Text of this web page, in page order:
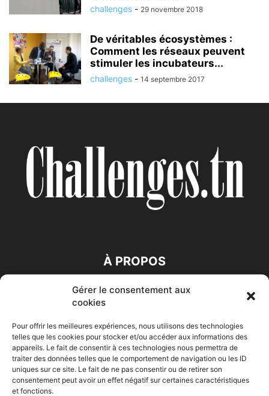
Gérer le consentement aux
cookies
Pour offrir les meilleures expériences, nous utilisons des technologies
telles que les cookies pour stocker et/ou accéder aux informations des
appareils. Le fait de consentir à ces technologies nous permettra de
traiter des données telles que le comportement de navigation ou les ID
uniques sur ce site. Le fait de ne pas consentir ou de retirer son
consentement peut avoir un effet négatif sur certaines caractéristiques
et fonctions.
challenges - 29 novembre 2018
De véritables écosystèmes :
Comment les réseaux peuvent
stimuler les incubateurs...
challenges - 14 septembre 2017
À PROPOS
SUIVEZ NOUS
Accueil Economie Entreprises Entrepreneur Afrique